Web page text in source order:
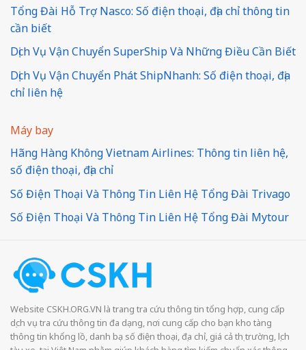
Tổng Đài Hỗ Trợ Nasco: Số điện thoại, địa chỉ thông tin
cần biết
Dịch Vụ Vận Chuyển SuperShip Và Những Điều Cần Biết
Dịch Vụ Vận Chuyển Phát ShipNhanh: Số điện thoại, địa
chỉ liên hệ
Máy bay
Hãng Hàng Không Vietnam Airlines: Thông tin liên hệ,
số điện thoại, địa chỉ
Số Điện Thoại Và Thông Tin Liên Hệ Tổng Đài Trivago
Số Điện Thoại Và Thông Tin Liên Hệ Tổng Đài Mytour
Website CSKH.ORG.VN là trang tra cứu thông tin tổng hợp, cung cấp
dịch vụ tra cứu thông tin đa dạng, nơi cung cấp cho bạn kho tàng
thông tin khổng lồ, danh bạ số điện thoại, địa chỉ, giá cả thị trường, lịch